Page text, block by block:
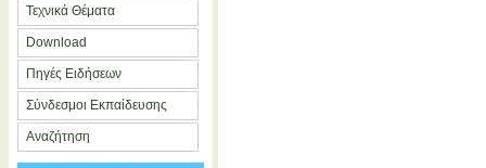
Τεχνικά Θέματα
Download
Πηγές Ειδήσεων
Σύνδεσμοι Εκπαίδευσης
Αναζήτηση